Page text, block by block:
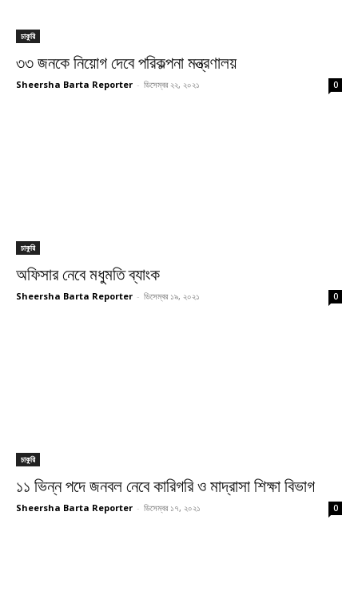
চাকুরি
৩৩ জনকে নিয়োগ দেবে পরিকল্পনা মন্ত্রণালয়
Sheersha Barta Reporter - ডিসেম্বর ২২, ২০২১ 0
চাকুরি
অফিসার নেবে মধুমতি ব্যাংক
Sheersha Barta Reporter - ডিসেম্বর ১৯, ২০২১ 0
চাকুরি
১১ ভিন্ন পদে জনবল নেবে কারিগরি ও মাদ্রাসা শিক্ষা বিভাগ
Sheersha Barta Reporter - ডিসেম্বর ১৭, ২০২১ 0